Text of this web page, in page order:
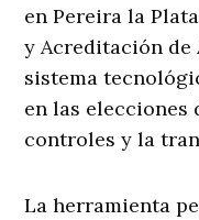
en Pereira la
y Acreditación de
sistema
en las elecciones
controles y la
La herramienta